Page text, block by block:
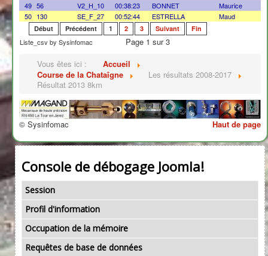
49 56 V2_H_10 00:38:23 BONNET
Maurice
50 130 SE_F_27 00:52:44 ESTRELLA Maud
Début Précédent 1 2 3 Suivant Fin
Liste_csv by Sysinfomac
Page 1 sur 3
Vous êtes ici :
Accueil
Course de la Chataîgne
Les résultats 2008-2017
Résultat 2013 8km
Haut de page
© Sysinfomac
Console de débogage Joomla!
Session
Profil d'information
Occupation de la mémoire
Requêtes de base de données